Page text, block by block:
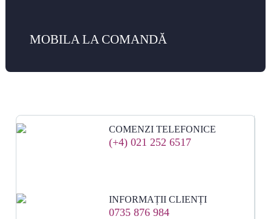
MOBILA LA COMANDĂ
COMENZI TELEFONICE
(+4) 021 252 6517
INFORMAȚII CLIENȚI
0735 876 984